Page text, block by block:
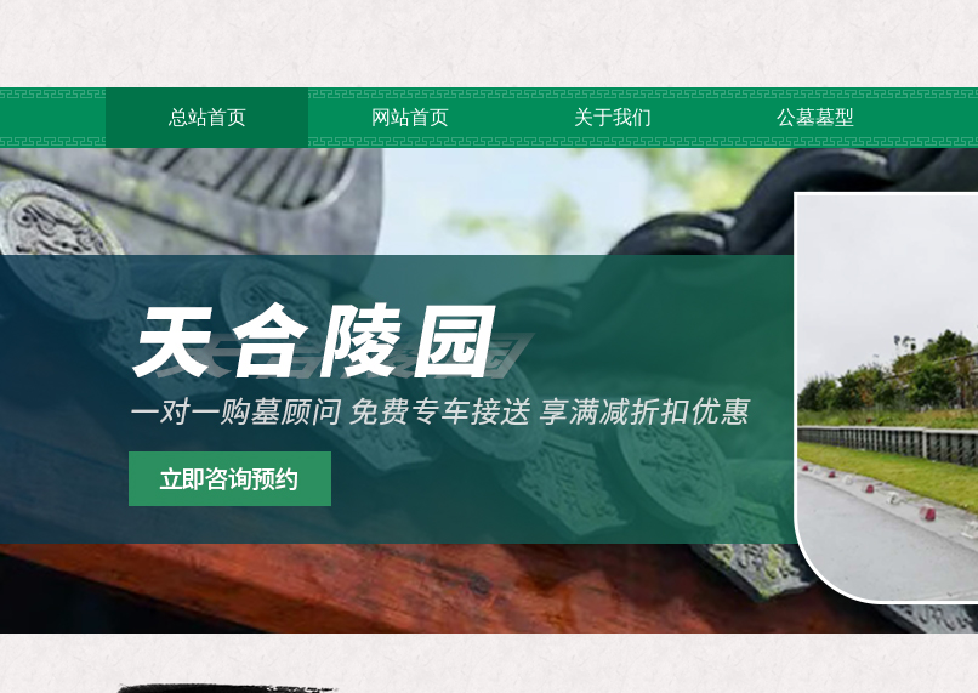
总站首页 网站首页 关于我们 公墓墓型
联系我们